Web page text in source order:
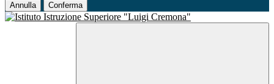
Annulla Conferma